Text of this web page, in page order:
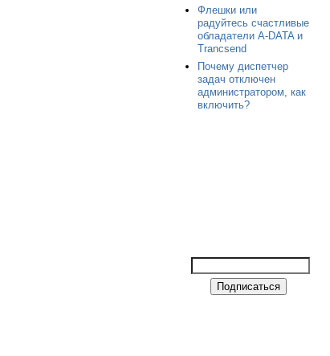
Флешки или
радуйтесь счастливые
обладатели A-DATA и
Trancsend
Почему диспетчер
задач отключен
администратором, как
включить?